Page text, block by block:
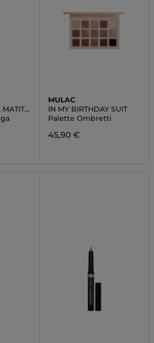
MATITA
MULAC
IN MY BIRTHDAY SUIT
Palette Ombretti
45,90 €